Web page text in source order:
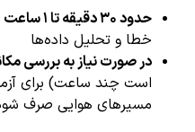
حدود ۳۰ دقیقه تا ۱ ساعت
خطا و تحلیل داده‌ها
در صورت نیاز به بررسی
است چند ساعت) برای
مسیرهای هوایی صرف